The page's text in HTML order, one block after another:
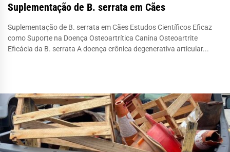
Suplementação de B. serrata em Cães
Suplementação de B. serrata em Cães Estudos Científicos Eficaz
como Suporte na Doença Osteoartrítica Canina Osteoartrite
Eficácia da B. serrata A doença crônica degenerativa articular...